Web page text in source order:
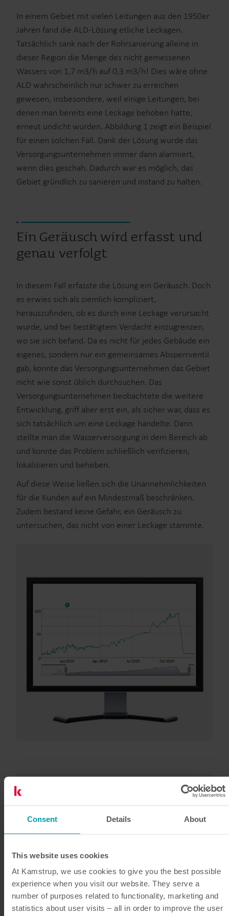
Consent Details About
This website uses cookies
At Kamstrup, we use cookies to give you the best possible
experience when you visit our website. They serve a
number of purposes related to functionality, marketing and
statistics about user visits – all in order to improve the user
In einem Gebiet mit vielen Leitungen aus den 1950er
Jahren fand die ALD-Lösung etliche Leckagen.
Tatsächlich sank nach der Rohrsanierung alleine in
dieser Region die Menge des nicht gemessenen
Wassers von 1,7 m3/h auf 0,3 m3/h! Dies wäre ohne
ALD wahrscheinlich nur schwer zu erreichen
gewesen, insbesondere, weil einige Leitungen, bei
denen man bereits eine Leckage behoben hatte,
erneut undicht wurden. Abbildung 1 zeigt ein Beispiel
für einen solchen Fall. Dank der Lösung wurde das
Versorgungsunternehmen immer dann alarmiert,
wenn dies geschah. Dadurch war es möglich, das
Gebiet gründlich zu sanieren und instand zu halten.
Ein Geräusch wird erfasst und
genau verfolgt
In diesem Fall erfasste die Lösung ein Geräusch. Doch
es erwies sich als ziemlich kompliziert,
herauszufinden, ob es durch eine Leckage verursacht
wurde, und bei bestätigtem Verdacht einzugrenzen,
wo sie sich befand. Da es nicht für jedes Gebäude ein
eigenes, sondern nur ein gemeinsames Absperrventil
gab, konnte das Versorgungsunternehmen das Gebiet
nicht wie sonst üblich durchsuchen. Das
Versorgungsunternehmen beobachtete die weitere
Entwicklung, griff aber erst ein, als sicher war, dass es
sich tatsächlich um eine Leckage handelte. Dann
stellte man die Wasserversorgung in dem Bereich ab
und konnte das Problem schließlich verifizieren,
lokalisieren und beheben.
Auf diese Weise ließen sich die Unannehmlichkeiten
für die Kunden auf ein Mindestmaß beschränken.
Zudem bestand keine Gefahr, ein Geräusch zu
untersuchen, das nicht von einer Leckage stammte.